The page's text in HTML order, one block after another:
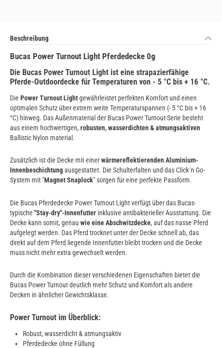
Beschreibung
Bucas Power Turnout Light Pferdedecke 0g
Die Bucas Power Turnout Light ist eine strapazierfähige
Pferde-Outdoordecke für Temperaturen von - 5 °C bis + 16 °C.
Die Power Turnout Lightgewährleistet perfekten Komfort und einen
optimalen Schutz über extrem weite Temperaturspannen (- 5 °C bis + 16
°C) hinweg. Das Außenmaterial der Bucas Power Turnout-Serie besteht
aus einem hochwertigen, robusten, wasserdichten & atmungsaktiven
Ballistic Nylon material.
Zusätzlich ist die Decke mit einerwärmereflektierenden Aluminium-
Innenbeschichtungausgestattet. Die Schulterfalten und das Click´n Go-
System mit "Magnet Snaplock" sorgen für eine perfekte Passform.
Die Bucas Pferdedecke Power Turnout Light verfügt über das Bucas-
typische "Stay-dry"-Innenfutter inklusive antibakterieller Ausstattung. Die
Decke kann somit, genau wie eine Abschwitzdecke, auf das nasse Pferd
aufgelegt werden. Das Pferd trocknet unter der Decke schnell ab, das
direkt auf dem Pferd liegende Innenfutter bleibt trocken und die Decke
muss nicht mehr extra gewechselt werden.
Durch die Kombination dieser verschiedenen Eigenschaften bietet die
Bucas Power Turnout deutlich mehr Schutz und Komfort als andere
Decken in ähnlicher Gewichtsklasse.
Power Turnout im Überblick:
Robust, wasserdicht & atmungsaktiv
Pferdedecke ohne Füllung